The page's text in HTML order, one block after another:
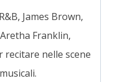
James Brown,
Franklin,
nelle scene